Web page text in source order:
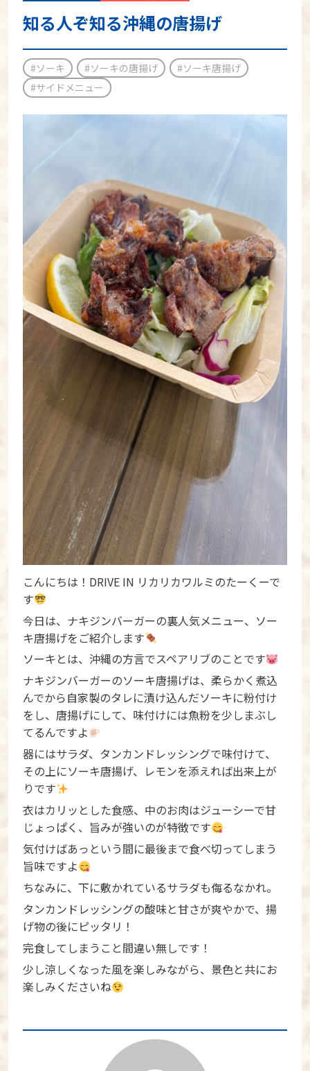
知る人ぞ知る沖縄の唐揚げ
#ソーキ #ソーキの唐揚げ
#ソーキ唐揚げ
#サイドメニュー
こんにちは！DRIVE IN リカリカワルミのたーくーで
す
今日は、ナキジンバーガーの裏人気メニュー、ソー
キ唐揚げをご紹介します
ソーキとは、沖縄の方言でスペアリブのことです
ナキジンバーガーのソーキ唐揚げは、柔らかく煮込
んでから自家製のタレに漬け込んだソーキに粉付け
をし、唐揚げにして、味付けには魚粉を少しまぶし
てるんですよ
器にはサラダ、タンカンドレッシングで味付けて、
その上にソーキ唐揚げ、レモンを添えれば出来上が
りです
衣はカリッとした食感、中のお肉はジューシーで甘
じょっぱく、旨みが強いのが特徴です
気付けばあっという間に最後まで食べ切ってしまう
旨味ですよ
ちなみに、下に敷かれているサラダも侮るなかれ。
タンカンドレッシングの酸味と甘さが爽やかで、揚
げ物の後にピッタリ！
完食してしまうこと間違い無しです！
少し涼しくなった風を楽しみながら、景色と共にお
楽しみくださいね